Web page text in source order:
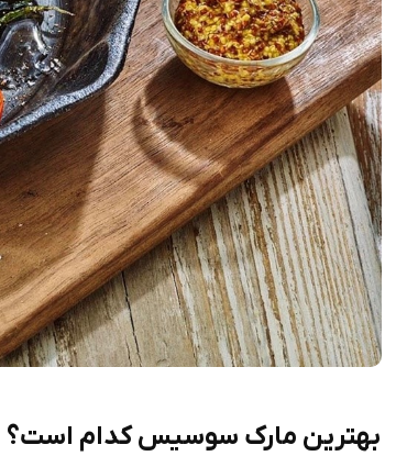
بهترین مارک سوسیس کدام است؟